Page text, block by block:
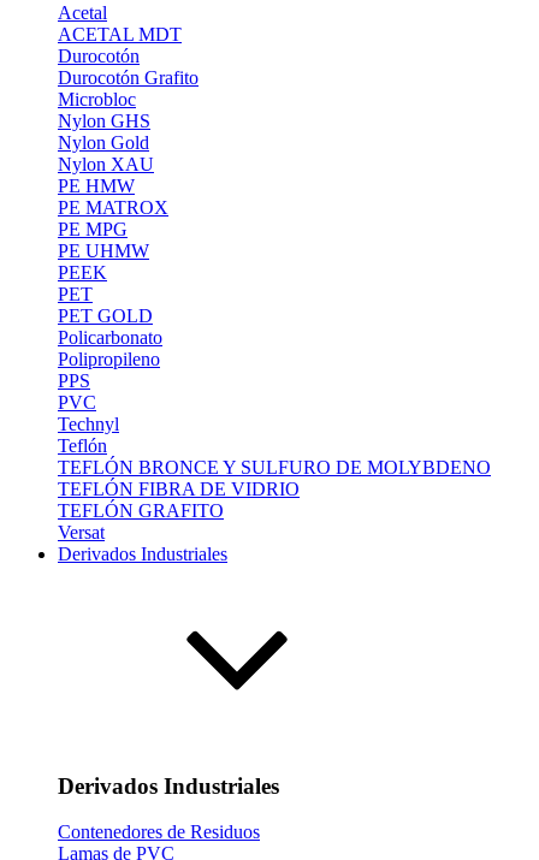
Acetal
ACETAL MDT
Durocotón
Durocotón Grafito
Microbloc
Nylon GHS
Nylon Gold
Nylon XAU
PE HMW
PE MATROX
PE MPG
PE UHMW
PEEK
PET
PET GOLD
Policarbonato
Polipropileno
PPS
PVC
Technyl
Teflón
TEFLÓN BRONCE Y SULFURO DE MOLYBDENO
TEFLÓN FIBRA DE VIDRIO
TEFLÓN GRAFITO
Versat
Derivados Industriales
Derivados Industriales
Contenedores de Residuos
Lamas de PVC